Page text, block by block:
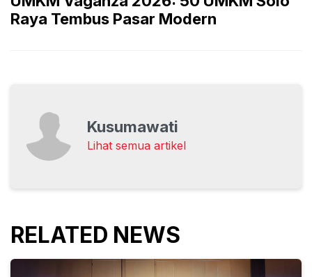
Raya Tembus Pasar Modern
Kusumawati
Lihat semua artikel
RELATED NEWS